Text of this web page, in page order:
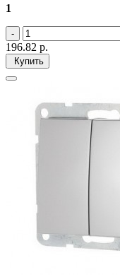
1
196.82 р.
Купить